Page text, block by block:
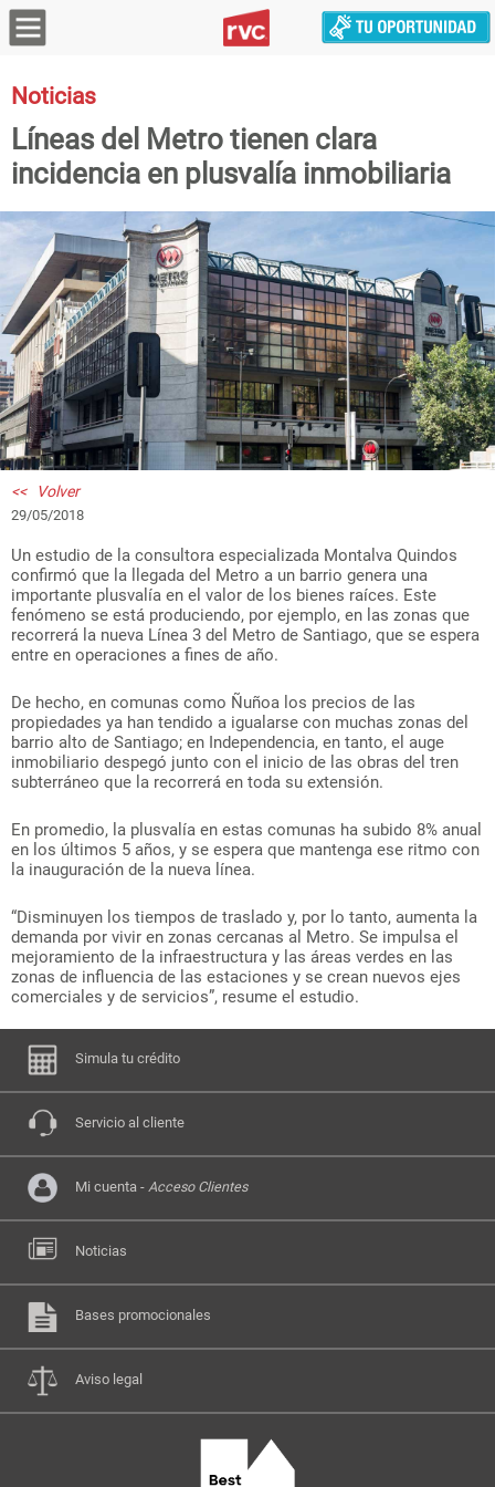
Noticias
Líneas del Metro tienen clara
incidencia en plusvalía inmobiliaria
<< Volver
29/05/2018
Un estudio de la consultora especializada Montalva Quindos
confirmó que la llegada del Metro a un barrio genera una
importante plusvalía en el valor de los bienes raíces. Este
fenómeno se está produciendo, por ejemplo, en las zonas que
recorrerá la nueva Línea 3 del Metro de Santiago, que se espera
entre en operaciones a fines de año.
De hecho, en comunas como Ñuñoa los precios de las
propiedades ya han tendido a igualarse con muchas zonas del
barrio alto de Santiago; en Independencia, en tanto, el auge
inmobiliario despegó junto con el inicio de las obras del tren
subterráneo que la recorrerá en toda su extensión.
En promedio, la plusvalía en estas comunas ha subido 8% anual
en los últimos 5 años, y se espera que mantenga ese ritmo con
la inauguración de la nueva línea.
“Disminuyen los tiempos de traslado y, por lo tanto, aumenta la
demanda por vivir en zonas cercanas al Metro. Se impulsa el
mejoramiento de la infraestructura y las áreas verdes en las
zonas de influencia de las estaciones y se crean nuevos ejes
comerciales y de servicios”, resume el estudio.
Simula tu crédito
Servicio al cliente
Mi cuenta - Acceso Clientes
Noticias
Bases promocionales
Aviso legal